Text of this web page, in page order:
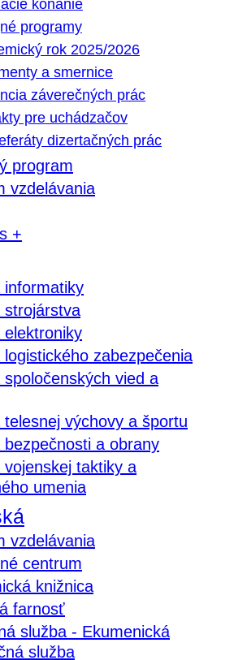
konanie
programy
rok 2025/2026
a smernice
záverečných prác
pre uchádzačov
dizertačných prác
program
vzdelávania
+
informatiky
strojárstva
elektroniky
logistického zabezpečenia
spoločenských vied a
telesnej výchovy a športu
bezpečnosti a obrany
vojenskej taktiky a
umenia
vzdelávania
centrum
knižnica
farnosť
služba - Ekumenická
služba